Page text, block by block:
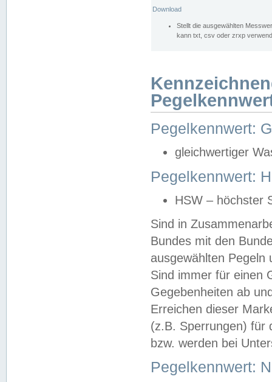
Download
Stellt die ausgewählten
kann txt, csv oder zrxp
Pegelkennwert:
gleichwertiger
Pegelkennwert:
HSW – höchster
Sind in
Bundes mit den
ausgewählten
Sind immer für einen
Gegebenheiten ab
Erreichen dieser
(z.B. Sperrungen) für
bzw. werden bei
Pegelkennwert: